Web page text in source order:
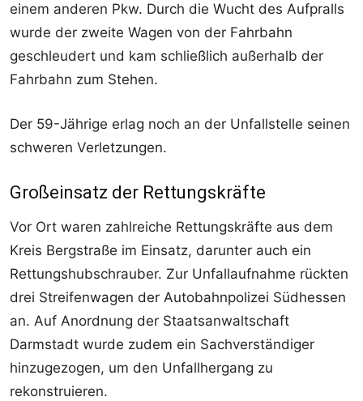
einem anderen Pkw. Durch die Wucht des Aufpralls
wurde der zweite Wagen von der Fahrbahn
geschleudert und kam schließlich außerhalb der
Fahrbahn zum Stehen.
Der 59-Jährige erlag noch an der Unfallstelle seinen
schweren Verletzungen.
Großeinsatz der Rettungskräfte
Vor Ort waren zahlreiche Rettungskräfte aus dem
Kreis Bergstraße im Einsatz, darunter auch ein
Rettungshubschrauber. Zur Unfallaufnahme rückten
drei Streifenwagen der Autobahnpolizei Südhessen
an. Auf Anordnung der Staatsanwaltschaft
Darmstadt wurde zudem ein Sachverständiger
hinzugezogen, um den Unfallhergang zu
rekonstruieren.